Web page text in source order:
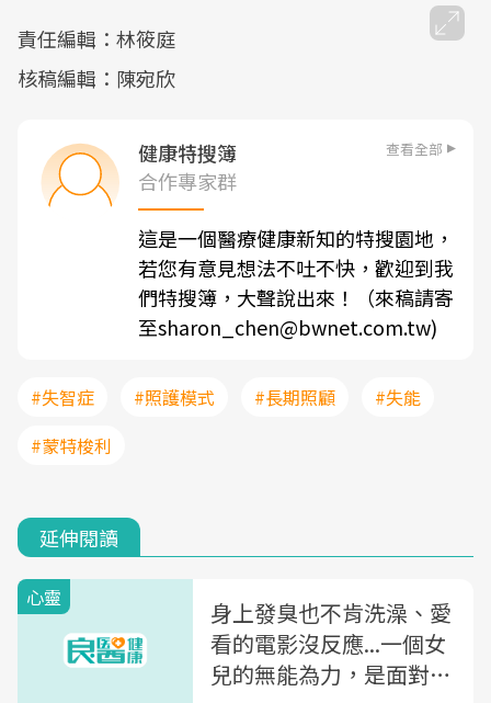
責任編輯：林筱庭
核稿編輯：陳宛欣
健康特搜簿 查看全部
合作專家群
這是一個醫療健康新知的特搜園地，
若您有意見想法不吐不快，歡迎到我
們特搜簿，大聲說出來！（來稿請寄
至sharon_chen@bwnet.com.tw)
#失智症 #照護模式 #長期照顧
#失能
#蒙特梭利
延伸閱讀
心靈
身上發臭也不肯洗澡、愛
看的電影沒反應...一個女
兒的無能為力，是面對失